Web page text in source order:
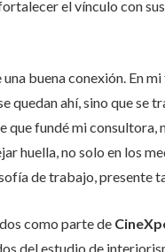
el vínculo con
buena conexión. En
quedan ahí, sino que se
que fundé mi
huella, no solo en los
de trabajo, presente
como parte de
del estudio de